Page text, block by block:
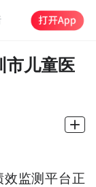
市儿童医
监测平台正